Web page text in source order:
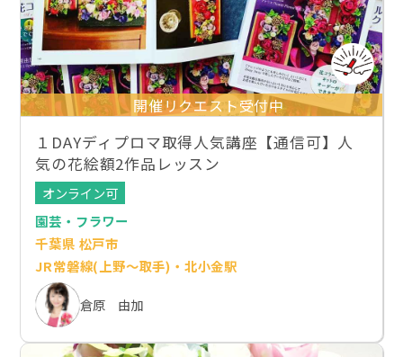
開催リクエスト受付中
１DAYディプロマ取得人気講座【通信可】人
気の花絵額2作品レッスン
オンライン可
園芸・フラワー
千葉県 松戸市
JR常磐線(上野～取手)・北小金駅
倉原 由加